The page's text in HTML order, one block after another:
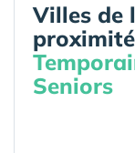
Villes de
Seniors